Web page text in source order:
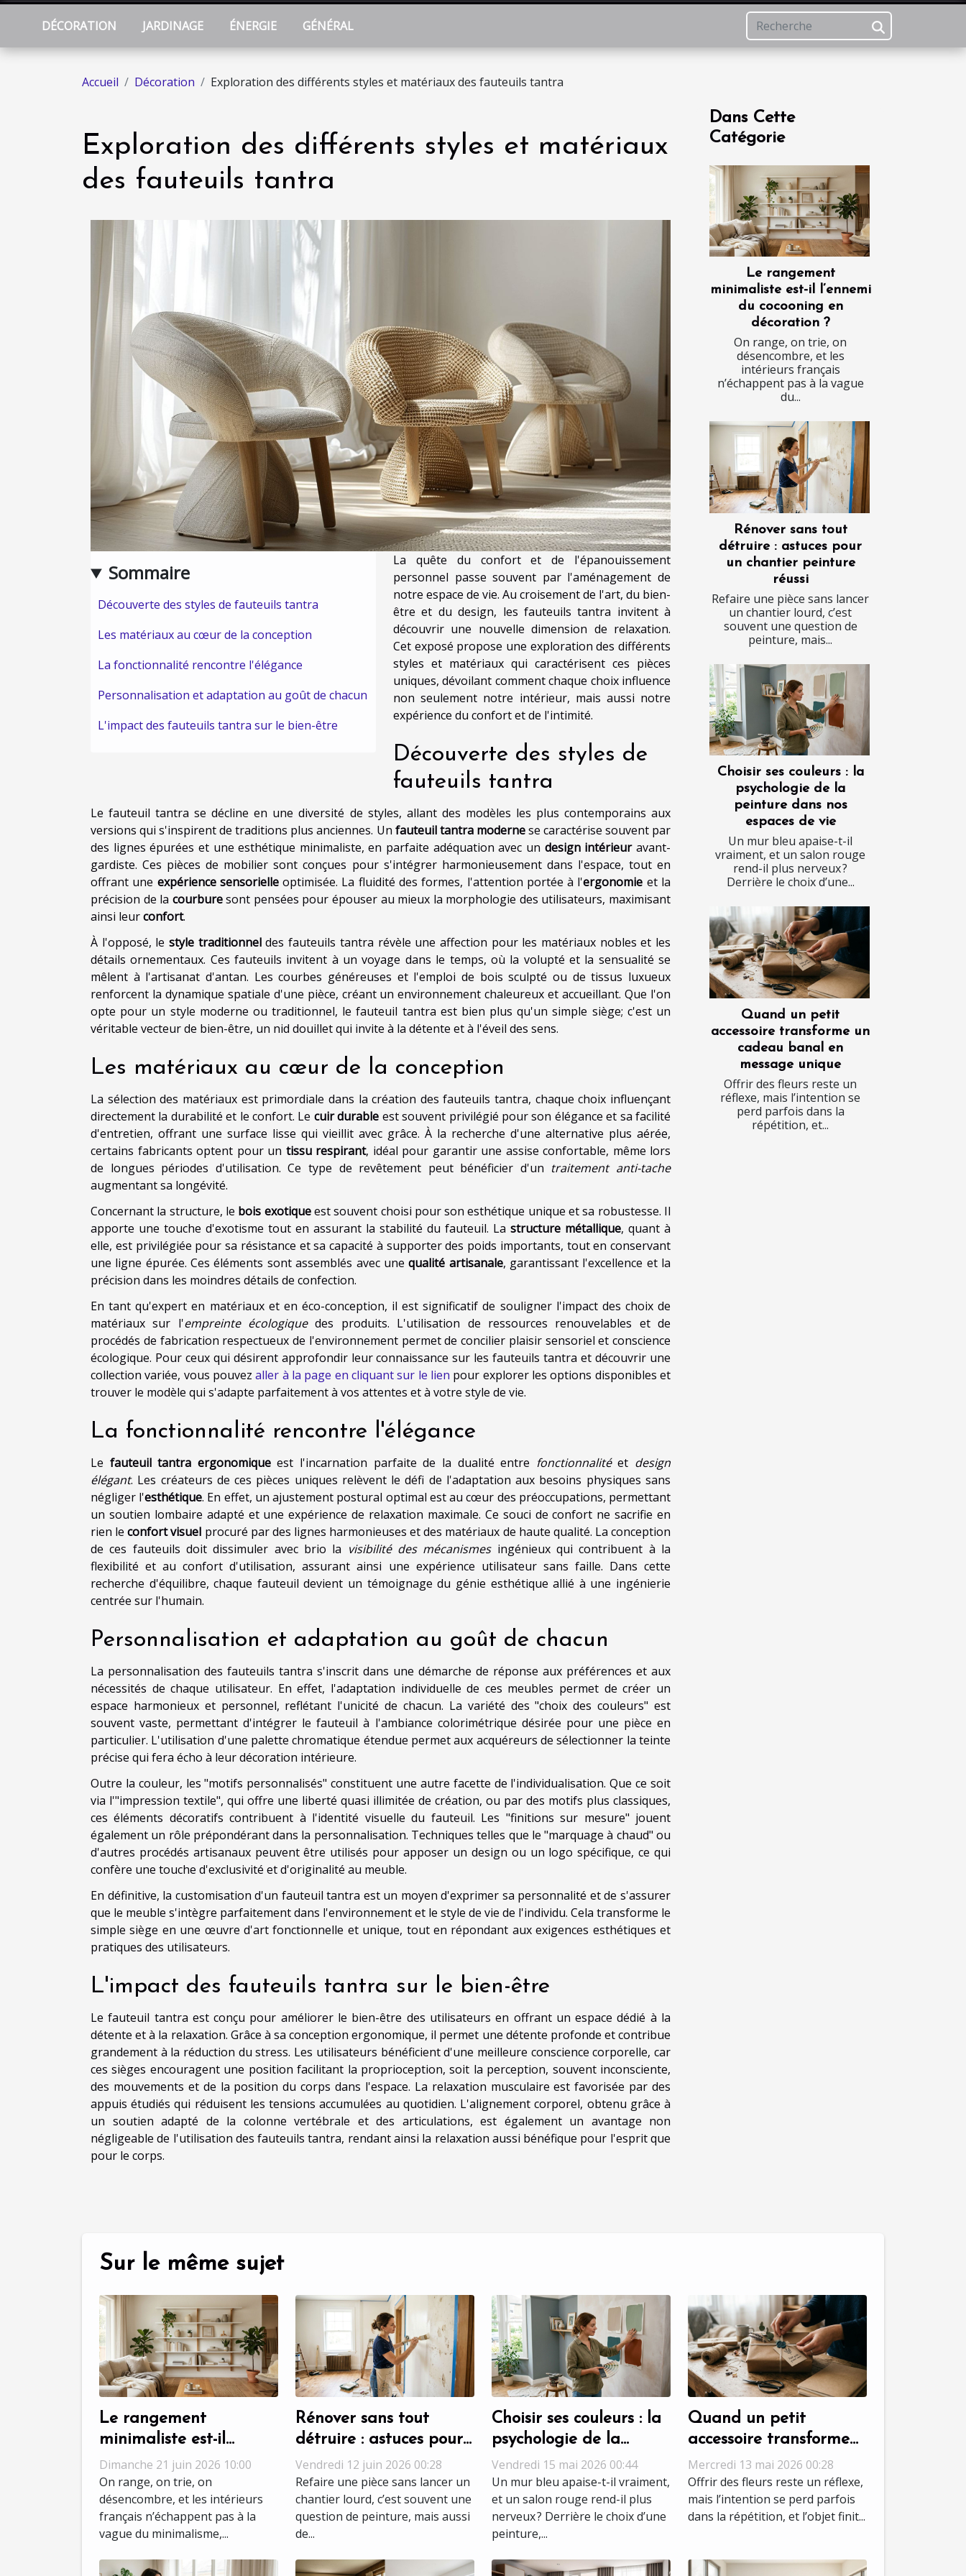
DÉCORATION JARDINAGE ÉNERGIE GÉNÉRAL
Accueil Décoration Exploration des différents styles et matériaux des fauteuils tantra
Exploration des différents styles et matériaux
des fauteuils tantra
Sommaire
Découverte des styles de fauteuils tantra
Les matériaux au cœur de la conception
La fonctionnalité rencontre l'élégance
Personnalisation et adaptation au goût de chacun
L'impact des fauteuils tantra sur le bien-être
La quête du confort et de l'épanouissement
personnel passe souvent par l'aménagement de
notre espace de vie. Au croisement de l'art, du bien-
être et du design, les fauteuils tantra invitent à
découvrir une nouvelle dimension de relaxation.
Cet exposé propose une exploration des différents
styles et matériaux qui caractérisent ces pièces
uniques, dévoilant comment chaque choix influence
non seulement notre intérieur, mais aussi notre
expérience du confort et de l'intimité.
Découverte des styles de
fauteuils tantra
Le fauteuil tantra se décline en une diversité de styles, allant des modèles les plus contemporains aux
versions qui s'inspirent de traditions plus anciennes. Un fauteuil tantra modernese caractérise souvent par
des lignes épurées et une esthétique minimaliste, en parfaite adéquation avec un design intérieuravant-
gardiste. Ces pièces de mobilier sont conçues pour s'intégrer harmonieusement dans l'espace, tout en
offrant une expérience sensorielleoptimisée. La fluidité des formes, l'attention portée à l'ergonomie et la
précision de la courburesont pensées pour épouser au mieux la morphologie des utilisateurs, maximisant
ainsi leurconfort.
À l'opposé, lestyle traditionneldes fauteuils tantra révèle une affection pour les matériaux nobles et les
détails ornementaux. Ces fauteuils invitent à un voyage dans le temps, où la volupté et la sensualité se
mêlent à l'artisanat d'antan. Les courbes généreuses et l'emploi de bois sculpté ou de tissus luxueux
renforcent la dynamique spatiale d'une pièce, créant un environnement chaleureux et accueillant. Que l'on
opte pour un style moderne ou traditionnel, le fauteuil tantra est bien plus qu'un simple siège; c'est un
véritable vecteur de bien-être, un nid douillet qui invite à la détente et à l'éveil des sens.
Les matériaux au cœur de la conception
La sélection des matériaux est primordiale dans la création des fauteuils tantra, chaque choix influençant
directement la durabilité et le confort. Le cuir durable est souvent privilégié pour son élégance et sa facilité
d'entretien, offrant une surface lisse qui vieillit avec grâce. À la recherche d'une alternative plus aérée,
certains fabricants optent pour un tissu respirant, idéal pour garantir une assise confortable, même lors
de longues périodes d'utilisation. Ce type de revêtement peut bénéficier d'un traitement anti-tache
augmentant sa longévité.
Concernant la structure, le bois exotiqueest souvent choisi pour son esthétique unique et sa robustesse. Il
apporte une touche d'exotisme tout en assurant la stabilité du fauteuil. La structure métallique, quant à
elle, est privilégiée pour sa résistance et sa capacité à supporter des poids importants, tout en conservant
une ligne épurée. Ces éléments sont assemblés avec unequalité artisanale, garantissant l'excellence et la
précision dans les moindres détails de confection.
En tant qu'expert en matériaux et en éco-conception, il est significatif de souligner l'impact des choix de
matériaux sur l'empreinte écologiquedes produits. L'utilisation de ressources renouvelables et de
procédés de fabrication respectueux de l'environnement permet de concilier plaisir sensoriel et conscience
écologique. Pour ceux qui désirent approfondir leur connaissance sur les fauteuils tantra et découvrir une
collection variée, vous pouvezaller à la page en cliquant sur le lien pour explorer les options disponibles et
trouver le modèle qui s'adapte parfaitement à vos attentes et à votre style de vie.
La fonctionnalité rencontre l'élégance
Le fauteuil tantra ergonomiqueest l'incarnation parfaite de la dualité entre fonctionnalitéet design
élégant. Les créateurs de ces pièces uniques relèvent le défi de l'adaptation aux besoins physiques sans
négliger l'esthétique. En effet, un ajustement postural optimal est au cœur des préoccupations, permettant
un soutien lombaire adapté et une expérience de relaxation maximale. Ce souci de confort ne sacrifie en
rien leconfort visuel procuré par des lignes harmonieuses et des matériaux de haute qualité. La conception
de ces fauteuils doit dissimuler avec brio la visibilité des mécanismesingénieux qui contribuent à la
flexibilité et au confort d'utilisation, assurant ainsi une expérience utilisateur sans faille. Dans cette
recherche d'équilibre, chaque fauteuil devient un témoignage du génie esthétique allié à une ingénierie
centrée sur l'humain.
Personnalisation et adaptation au goût de chacun
La personnalisation des fauteuils tantra s'inscrit dans une démarche de réponse aux préférences et aux
nécessités de chaque utilisateur. En effet, l'adaptation individuelle de ces meubles permet de créer un
espace harmonieux et personnel, reflétant l'unicité de chacun. La variété des "choix des couleurs" est
souvent vaste, permettant d'intégrer le fauteuil à l'ambiance colorimétrique désirée pour une pièce en
particulier. L'utilisation d'une palette chromatique étendue permet aux acquéreurs de sélectionner la teinte
précise qui fera écho à leur décoration intérieure.
Outre la couleur, les "motifs personnalisés" constituent une autre facette de l'individualisation. Que ce soit
via l'"impression textile", qui offre une liberté quasi illimitée de création, ou par des motifs plus classiques,
ces éléments décoratifs contribuent à l'identité visuelle du fauteuil. Les "finitions sur mesure" jouent
également un rôle prépondérant dans la personnalisation. Techniques telles que le "marquage à chaud" ou
d'autres procédés artisanaux peuvent être utilisés pour apposer un design ou un logo spécifique, ce qui
confère une touche d'exclusivité et d'originalité au meuble.
En définitive, la customisation d'un fauteuil tantra est un moyen d'exprimer sa personnalité et de s'assurer
que le meuble s'intègre parfaitement dans l'environnement et le style de vie de l'individu. Cela transforme le
simple siège en une œuvre d'art fonctionnelle et unique, tout en répondant aux exigences esthétiques et
pratiques des utilisateurs.
L'impact des fauteuils tantra sur le bien-être
Le fauteuil tantra est conçu pour améliorer le bien-être des utilisateurs en offrant un espace dédié à la
détente et à la relaxation. Grâce à sa conception ergonomique, il permet une détente profonde et contribue
grandement à la réduction du stress. Les utilisateurs bénéficient d'une meilleure conscience corporelle, car
ces sièges encouragent une position facilitant la proprioception, soit la perception, souvent inconsciente,
des mouvements et de la position du corps dans l'espace. La relaxation musculaire est favorisée par des
appuis étudiés qui réduisent les tensions accumulées au quotidien. L'alignement corporel, obtenu grâce à
un soutien adapté de la colonne vertébrale et des articulations, est également un avantage non
négligeable de l'utilisation des fauteuils tantra, rendant ainsi la relaxation aussi bénéfique pour l'esprit que
pour le corps.
Dans Cette
Catégorie
Le rangement
minimaliste est-il l’ennemi
du cocooning en
décoration ?
On range, on trie, on
désencombre, et les
intérieurs français
n’échappent pas à la vague
du...
Rénover sans tout
détruire : astuces pour
un chantier peinture
réussi
Refaire une pièce sans lancer
un chantier lourd, c’est
souvent une question de
peinture, mais...
Choisir ses couleurs : la
psychologie de la
peinture dans nos
espaces de vie
Un mur bleu apaise-t-il
vraiment, et un salon rouge
rend-il plus nerveux ?
Derrière le choix d’une...
Quand un petit
accessoire transforme un
cadeau banal en
message unique
Offrir des fleurs reste un
réflexe, mais l’intention se
perd parfois dans la
répétition, et...
Sur le même sujet
Le rangement
minimaliste est-il
l’ennemi du cocooning
en décoration ?
Dimanche 21 juin 2026 10:00
On range, on trie, on
désencombre, et les intérieurs
français n’échappent pas à la
vague du minimalisme,...
Rénover sans tout
détruire : astuces pour
un chantier peinture
réussi
Vendredi 12 juin 2026 00:28
Refaire une pièce sans lancer un
chantier lourd, c’est souvent une
question de peinture, mais aussi
de...
Choisir ses couleurs : la
psychologie de la
peinture dans nos
espaces de vie
Vendredi 15 mai 2026 00:44
Un mur bleu apaise-t-il vraiment,
et un salon rouge rend-il plus
nerveux ? Derrière le choix d’une
peinture,...
Quand un petit
accessoire transforme
un cadeau banal en
message unique
Mercredi 13 mai 2026 00:28
Offrir des fleurs reste un réflexe,
mais l’intention se perd parfois
dans la répétition, et l’objet finit...